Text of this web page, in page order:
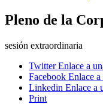
Pleno de la
sesión extraordinaria
Twitter Enlace a
Facebook Enlace
Linkedin Enlace a
Print